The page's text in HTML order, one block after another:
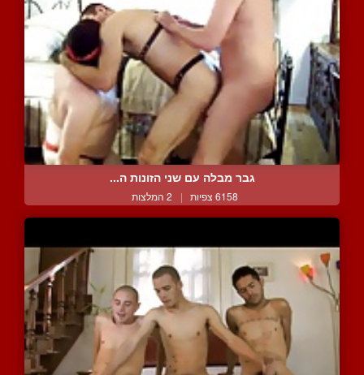
גבר מבלה עם שני הזונות ה...
6158 צפיות | 2 המלצות